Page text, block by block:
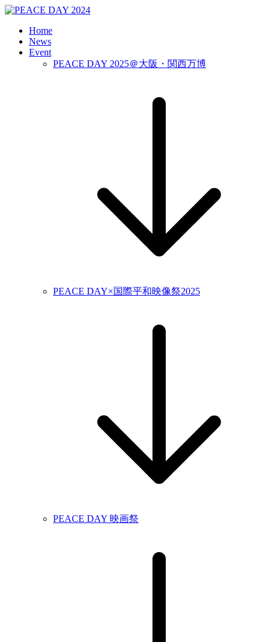
Home
News
Event
PEACE DAY 2025＠大阪・関西万博
PEACE DAY×国際平和映像祭2025
PEACE DAY 映画祭